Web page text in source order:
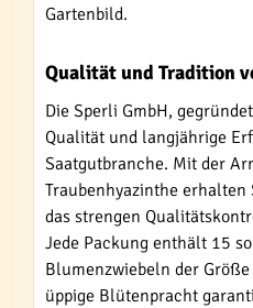
Gartenbild.
Qualität und Tradition
Die Sperli GmbH,
Qualität und langjährige
Saatgutbranche. Mit der
Traubenhyazinthe
das strengen
Jede Packung enthält 15
Blumenzwiebeln der
üppige Blütenpracht